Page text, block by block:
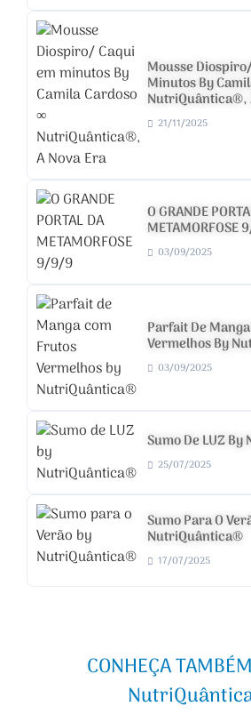
Mousse
Minutos By
NutriQuântica®,
21/11/2025
O GRANDE
METAMORFOSE
03/09/2025
Parfait De
Vermelhos By
03/09/2025
Sumo De LUZ
25/07/2025
Sumo Para O
NutriQuântica®
17/07/2025
CONHEÇA